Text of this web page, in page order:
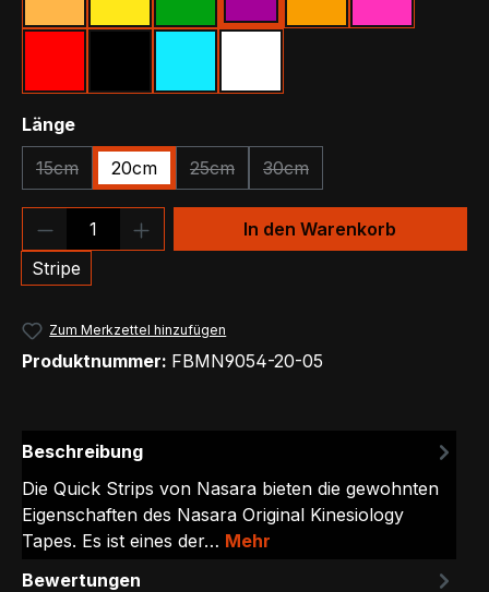
Längeauswählen
15cm
(Diese Option ist zurzeit nicht verfügbar.)
20cm 25cm
(Diese Option ist zurzeit nicht
30cm
(Diese Option ist zurzeit
Produkt Anzahl: Gib den
Stripe
In den Warenkorb
Zum Merkzettel hinzufügen
Produktnummer: FBMN9054-20-05
Beschreibung
Die Quick Strips von Nasara bieten die gewohnten
Eigenschaften des Nasara Original Kinesiology
Tapes. Es ist eines der… Mehr
Bewertungen